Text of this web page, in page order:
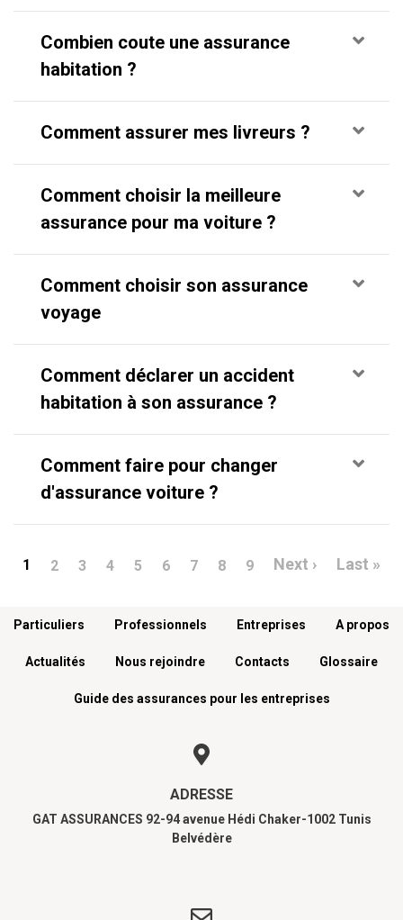
Combien coute une assurance
habitation ?
Comment assurer mes livreurs ?
Comment choisir la meilleure
assurance pour ma voiture ?
Comment choisir son assurance
voyage
Comment déclarer un accident
habitation à son assurance ?
Comment faire pour changer
d'assurance voiture ?
Pagination
1 2 3 4 5 6 7 8 9 Next ›PageLast »
Menu footer
Particuliers Professionnels Entreprises A propos
Actualités Nous rejoindre Contacts Glossaire
Guide des assurances pour les entreprises
ADRESSE
GAT ASSURANCES 92-94 avenue Hédi Chaker-1002 Tunis
Belvédère